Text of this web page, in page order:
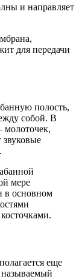
и направляет
для передачи
полость,
собой. В
молоточек,
звуковые
мере
в основном
еще
называемый